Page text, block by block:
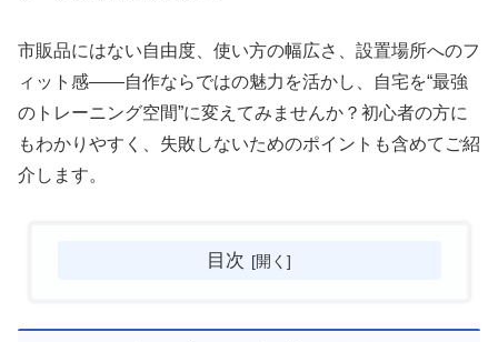
市販品にはない自由度、使い方の幅広さ、設置場所へのフ
ィット感――自作ならではの魅力を活かし、自宅を“最強
のトレーニング空間”に変えてみませんか？初心者の方に
もわかりやすく、失敗しないためのポイントも含めてご紹
介します。
目次